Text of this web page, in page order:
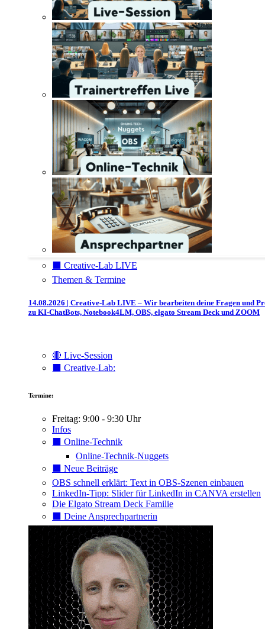
⬛️ Creative-Lab LIVE
Themen & Termine
14.08.2026 | Creative-Lab LIVE – Wir bearbeiten deine Fragen und
zu KI-ChatBots, Notebook4LM, OBS, elgato Stream Deck und ZOOM
🔴 Live-Session
⬛️ Creative-Lab:
Termine:
Freitag: 9:00 - 9:30 Uhr
Infos
⬛️ Online-Technik
Online-Technik-Nuggets
⬛️ Neue Beiträge
OBS schnell erklärt: Text in OBS-Szenen einbauen
LinkedIn-Tipp: Slider für LinkedIn in CANVA erstellen
Die Elgato Stream Deck Familie
⬛️ Deine Ansprechpartnerin